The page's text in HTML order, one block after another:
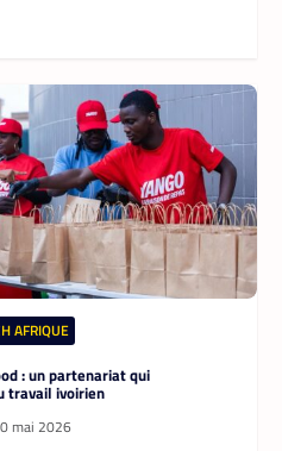
AFRIQUE
: un partenariat qui
travail ivoirien
mai 2026